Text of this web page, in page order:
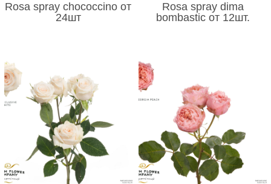
Rosa spray chococcino от
24шт
Rosa spray dima
bombastic от 12шт.